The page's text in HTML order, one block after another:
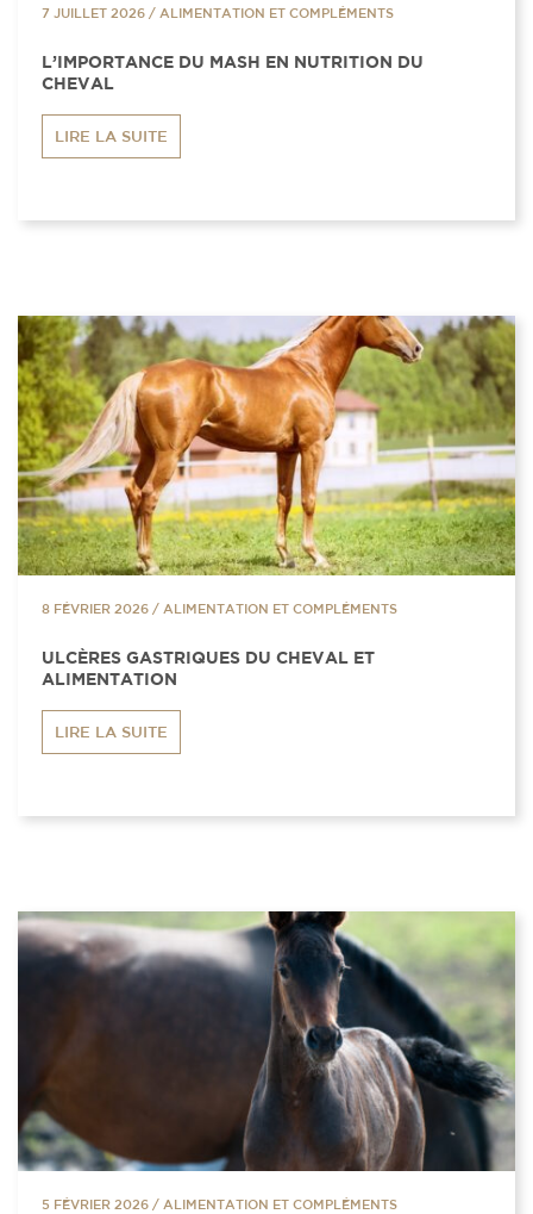
7 JUILLET 2026 / ALIMENTATION ET COMPLÉMENTS
L’IMPORTANCE DU MASH EN NUTRITION DU
CHEVAL
LIRE LA SUITE
8 FÉVRIER 2026 / ALIMENTATION ET COMPLÉMENTS
ULCÈRES GASTRIQUES DU CHEVAL ET
ALIMENTATION
LIRE LA SUITE
5 FÉVRIER 2026 / ALIMENTATION ET COMPLÉMENTS